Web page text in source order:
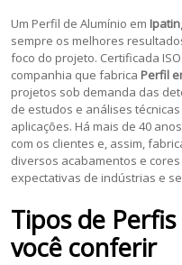
Um Perfil de Alumínio em
sempre os melhores
foco do projeto. Certificada
companhia que fabrica Perfil
projetos sob demanda das
de estudos e análises
aplicações. Há mais de 40
com os clientes e, assim,
diversos acabamentos e
expectativas de indústrias e
Tipos de
você conferir